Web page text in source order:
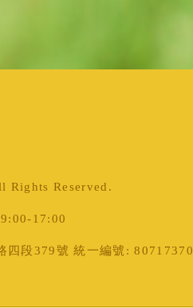
Rights Reserved.
17:00
四段379號 統一編號: 80717370